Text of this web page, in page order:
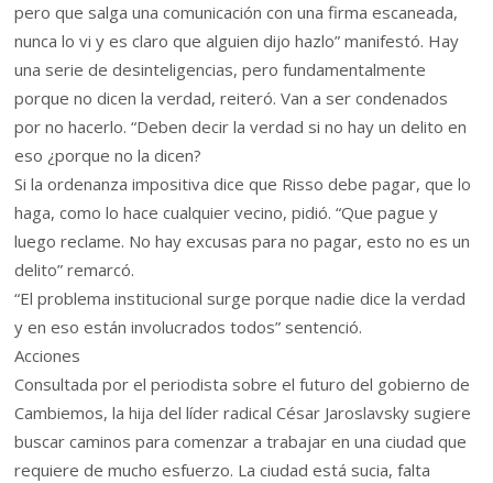
pero que salga una comunicación con una firma escaneada,
nunca lo vi y es claro que alguien dijo hazlo” manifestó. Hay
una serie de desinteligencias, pero fundamentalmente
porque no dicen la verdad, reiteró. Van a ser condenados
por no hacerlo. “Deben decir la verdad si no hay un delito en
eso ¿porque no la dicen?
Si la ordenanza impositiva dice que Risso debe pagar, que lo
haga, como lo hace cualquier vecino, pidió. “Que pague y
luego reclame. No hay excusas para no pagar, esto no es un
delito” remarcó.
“El problema institucional surge porque nadie dice la verdad
y en eso están involucrados todos” sentenció.
Acciones
Consultada por el periodista sobre el futuro del gobierno de
Cambiemos, la hija del líder radical César Jaroslavsky sugiere
buscar caminos para comenzar a trabajar en una ciudad que
requiere de mucho esfuerzo. La ciudad está sucia, falta